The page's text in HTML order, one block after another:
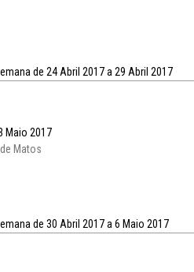
de 24 Abril 2017 a 29 Abril 2017
Maio 2017
Matos
de 30 Abril 2017 a 6 Maio 2017